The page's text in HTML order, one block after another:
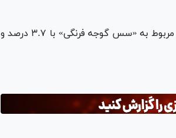
بر اساس این گزارش، بیشترین افزایش قیمت نسبت به ماه قبل مربوط به «سس گوجه فرنگی» با ۳.۷ درصد و